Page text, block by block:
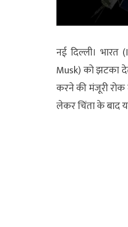
नई दिल्ली। भारत
Musk) को झटका
करने की मंजूरी रोक
लेकर चिंता के बाद